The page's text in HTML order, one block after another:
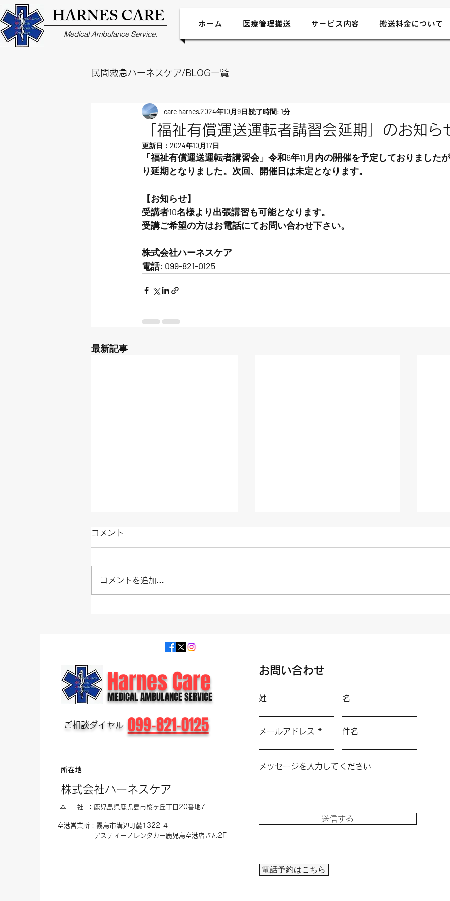
HARNES CARE
Medical Ambulance Service.
ホーム 医療管理搬送 サービス内容 搬送料金について
民間救急ハーネスケア/BLOG一覧
「福祉有償運送運転者講習会延期」のお知ら
care harnes2024年10月9日 読了時間: 1分
更新日： 2024年10月17日
「福祉有償運送運転者講習会」令和6年11月内の開催を予定しておりました
り延期となりました。次回、開催日は未定となります。
【お知らせ】
受講者10名様より出張講習も可能となります。
受講ご希望の方はお電話にてお問い合わせ下さい。
株式会社ハーネスケア
電話: 099-821-0125
最新記事
鹿児島の民間救急ハーネスケ
ア 人工呼吸器搬送
の民間救急・介護タクシー
コメント
コメントを追加…
Harnes Care
MEDICAL AMBULANCE SERVICE
​ご相談ダイヤル 099-821-0125
所在地
株式会社ハーネスケア
本 社 ：鹿児島県鹿児島市桜ヶ丘 ​丁目20番地7
空港営業所：霧島市溝辺町麓1322-4
​デスティーノレンタカー鹿児島空港店さん2F
お問い合わせ
姓 名
メールアドレス 件名
メッセージを入力してください
送信する
電話予約はこちら